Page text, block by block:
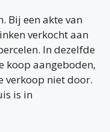
Bij een akte van
verkocht aan
In dezelfde
koop aangeboden,
verkoop niet door.
is in